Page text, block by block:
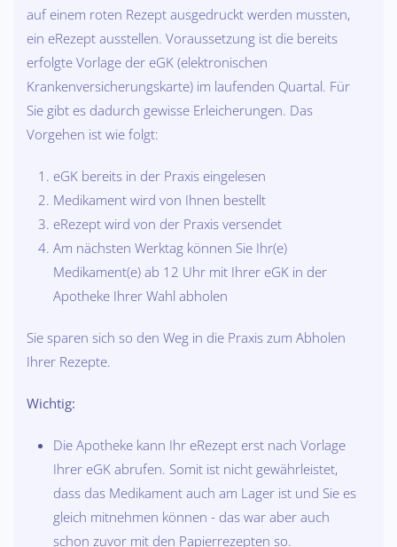
auf einem roten Rezept ausgedruckt werden mussten,
ein eRezept ausstellen. Voraussetzung ist die bereits
erfolgte Vorlage der eGK (elektronischen
Krankenversicherungskarte) im laufenden Quartal. Für
Sie gibt es dadurch gewisse Erleicherungen. Das
Vorgehen ist wie folgt:
eGK bereits in der Praxis eingelesen
Medikament wird von Ihnen bestellt
eRezept wird von der Praxis versendet
Am nächsten Werktag können Sie Ihr(e)
Medikament(e) ab 12 Uhr mit Ihrer eGK in der
Apotheke Ihrer Wahl abholen
Sie sparen sich so den Weg in die Praxis zum Abholen
Ihrer Rezepte.
Wichtig:
Die Apotheke kann Ihr eRezept erst nach Vorlage
Ihrer eGK abrufen. Somit ist nicht gewährleistet,
dass das Medikament auch am Lager ist und Sie es
gleich mitnehmen können - das war aber auch
schon zuvor mit den Papierrezepten so.